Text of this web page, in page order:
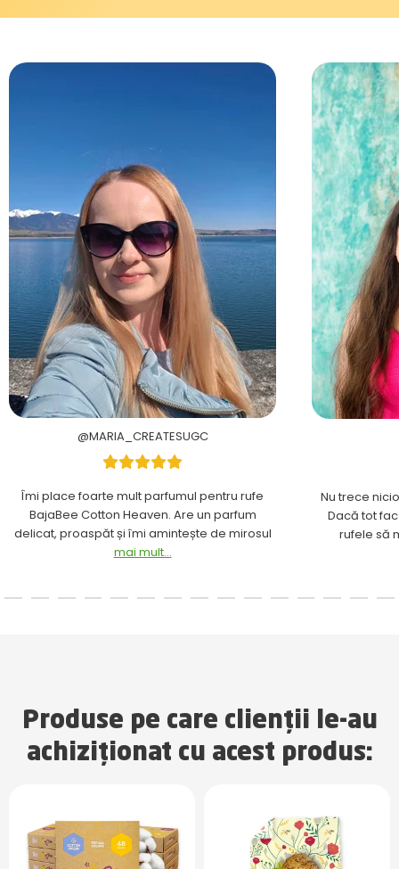
@MARIA_CREATESUGC
Îmi place foarte mult parfumul pentru rufe
BajaBee Cotton Heaven. Are un parfum
delicat, proaspăt și îmi amintește de mirosul
mai mult...
Nu trece
Dacă tot
rufele să
Produse pe care clienții le-au
achiziționat cu acest produs: